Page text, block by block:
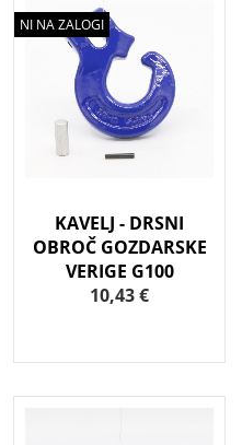
NI NA ZALOGI
KAVELJ - DRSNI
OBROČ GOZDARSKE
VERIGE G100
10,43 €